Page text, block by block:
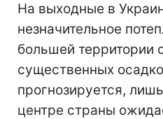
На выходные в
незначительное
большей территории
существенных
прогнозируется,
центре страны